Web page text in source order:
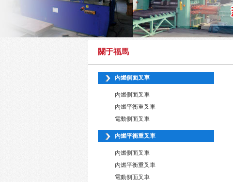
關于福馬
內燃側面叉車
內燃側面叉車
內燃平衡重叉車
電動側面叉車
內燃平衡重叉車
內燃側面叉車
內燃平衡重叉車
電動側面叉車